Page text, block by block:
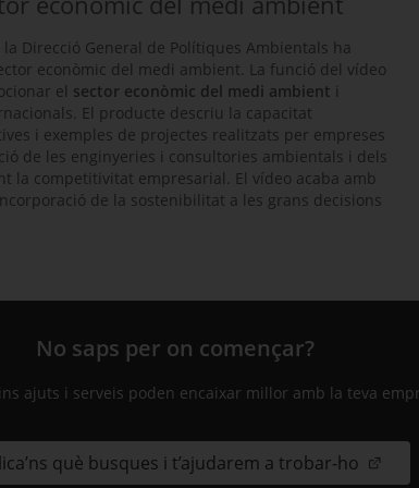
la Direcció General de Polítiques Ambientals ha
econòmic del medi ambient. La funció del vídeo
el sector econòmic del medi ambient i
El producte descriu la capacitat
i exemples de projectes realitzats per empreses
de les enginyeries i consultories ambientals i dels
la competitivitat empresarial. El vídeo acaba amb
de la sostenibilitat a les grans decisions
No saps per on començar?
ajuts i serveis poden encaixar millor amb la teva
què busques i t’ajudarem a trobar-ho